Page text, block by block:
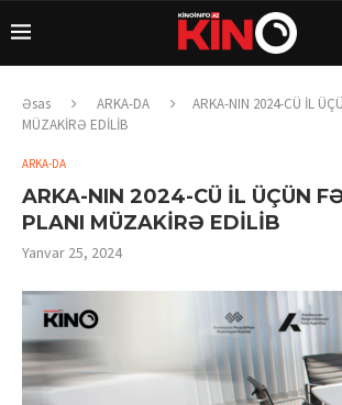
Əsas ARKA-DA
ARKA-NIN 2024-CÜ İL
MÜZAKİRƏ EDİLİB
ARKA-DA
ARKA-NIN 2024-CÜ İL ÜÇÜN
PLANI MÜZAKİRƏ EDİLİB
Yanvar 25, 2024